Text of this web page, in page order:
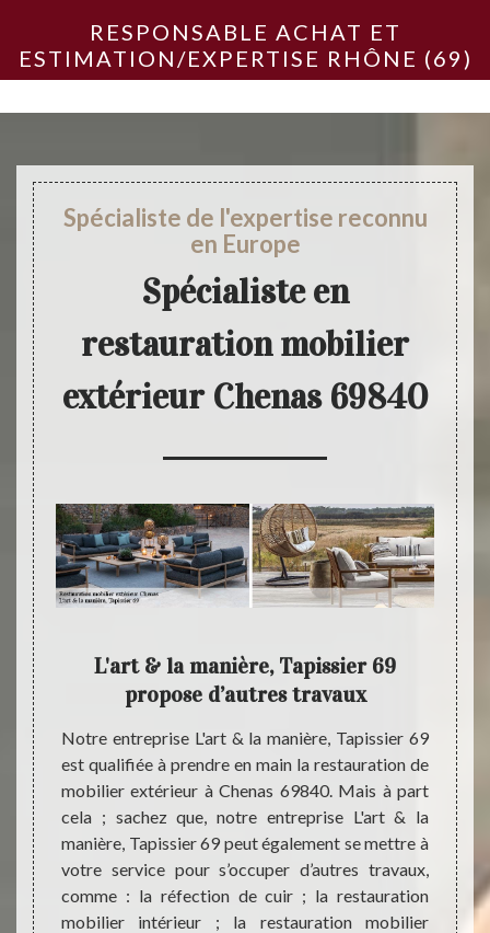
RESPONSABLE ACHAT ET
ESTIMATION/EXPERTISE RHÔNE (69)
Spécialiste de l'expertise reconnu
en Europe
Spécialiste en
restauration mobilier
extérieur Chenas 69840
tout
de
soit
un
L'art & la manière, Tapissier 69
propose d’autres travaux
Notre entreprise L'art & la manière, Tapissier 69
est qualifiée à prendre en main la restauration de
mobilier extérieur à Chenas 69840. Mais à part
cela ; sachez que, notre entreprise L'art & la
manière, Tapissier 69 peut également se mettre à
votre service pour s’occuper d’autres travaux,
comme : la réfection de cuir ; la restauration
mobilier intérieur ; la restauration mobilier
un
pour
de
la
de